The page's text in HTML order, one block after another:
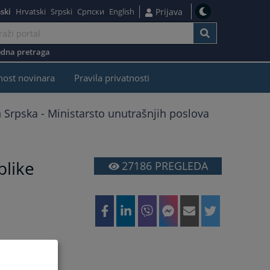
Hrvatski Srpski Српски English Prijava
pretraga
novinara Pravila privatnosti
Srpska - Ministarsto unutrašnjih poslova
27186PREGLEDA